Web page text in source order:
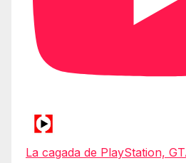
La cagada de PlayStation,